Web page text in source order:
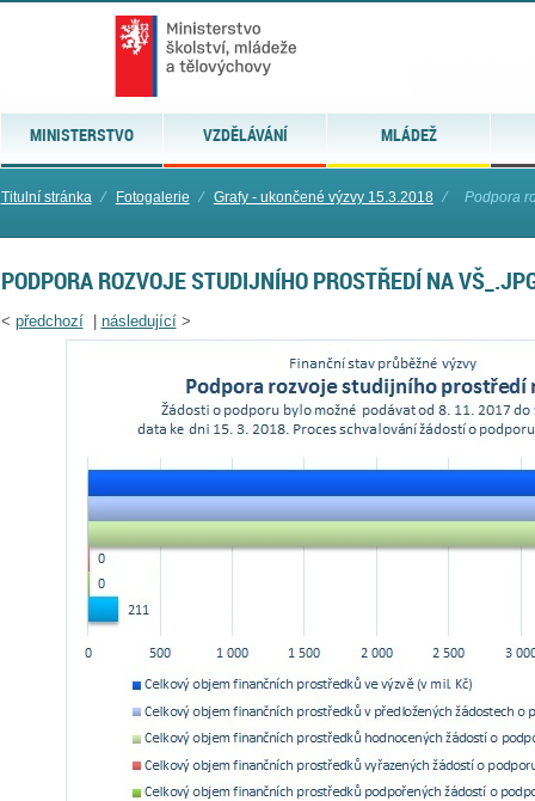
MINISTERSTVO VZDĚLÁVÁNÍ MLÁDEŽ
Titulní stránka ⁄ Fotogalerie ⁄ Grafy - ukončené výzvy 15.3.2018 ⁄ Podpora
PODPORA ROZVOJE STUDIJNÍHO PROSTŘEDÍ NA
< předchozí| následující>